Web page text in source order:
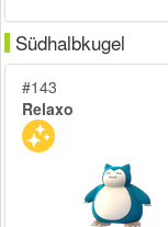
Südhalbkugel
#143
Relaxo